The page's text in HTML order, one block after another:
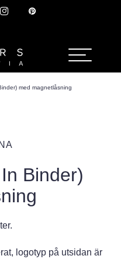
med magnetlåsning
Binder)
logotyp på utsidan är